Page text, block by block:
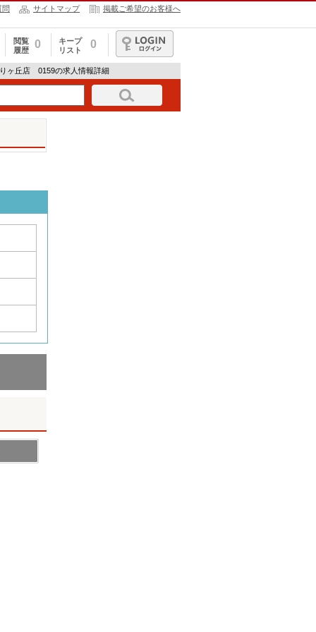
問 サイトマップ 掲載ご希望のお客様へ
閲覧
履歴
0
キープ
リスト
0
ログイン
ヶ丘店 0159の求人情報詳細